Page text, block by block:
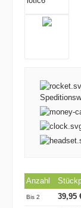
Anzahl
Bis2 39,95